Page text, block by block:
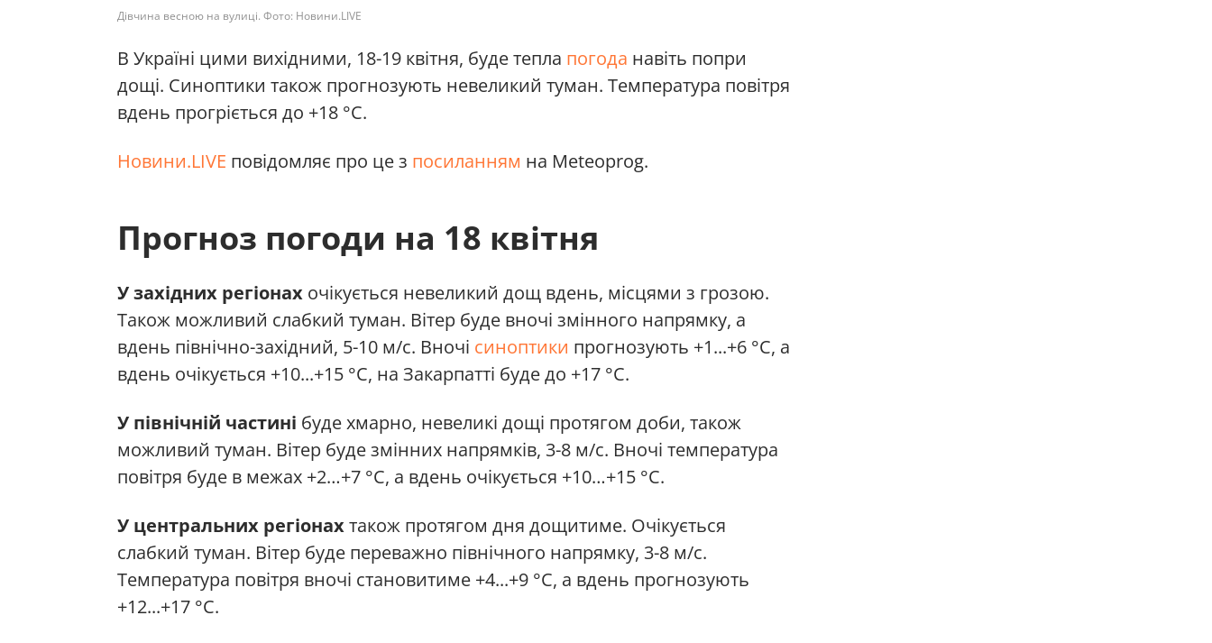
Дівчина весною на вулиці. Фото: Новини.LIVE
В Україні цими вихідними, 18-19 квітня, буде тепла погода навіть попри
дощі. Синоптики також прогнозують невеликий туман. Температура повітря
вдень прогріється до +18 °С.
Новини.LIVE повідомляє про це з посиланням на Meteoprog.
Прогноз погоди на 18 квітня
У західних регіонах очікується невеликий дощ вдень, місцями з грозою.
Також можливий слабкий туман. Вітер буде вночі змінного напрямку, а
вдень північно-західний, 5-10 м/с. Вночі синоптики прогнозують +1...+6 °С, а
вдень очікується +10...+15 °С, на Закарпатті буде до +17 °С.
У північній частині буде хмарно, невеликі дощі протягом доби, також
можливий туман. Вітер буде змінних напрямків, 3-8 м/с. Вночі температура
повітря буде в межах +2…+7 °С, а вдень очікується +10…+15 °С.
У центральних регіонахтакож протягом дня дощитиме. Очікується
слабкий туман. Вітер буде переважно північного напрямку, 3-8 м/с.
Температура повітря вночі становитиме +4...+9 °С, а вдень прогнозують
+12...+17 °С.